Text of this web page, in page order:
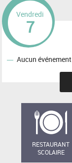
Vendredi
7
Aucun
RESTAURANT
SCOLAIRE